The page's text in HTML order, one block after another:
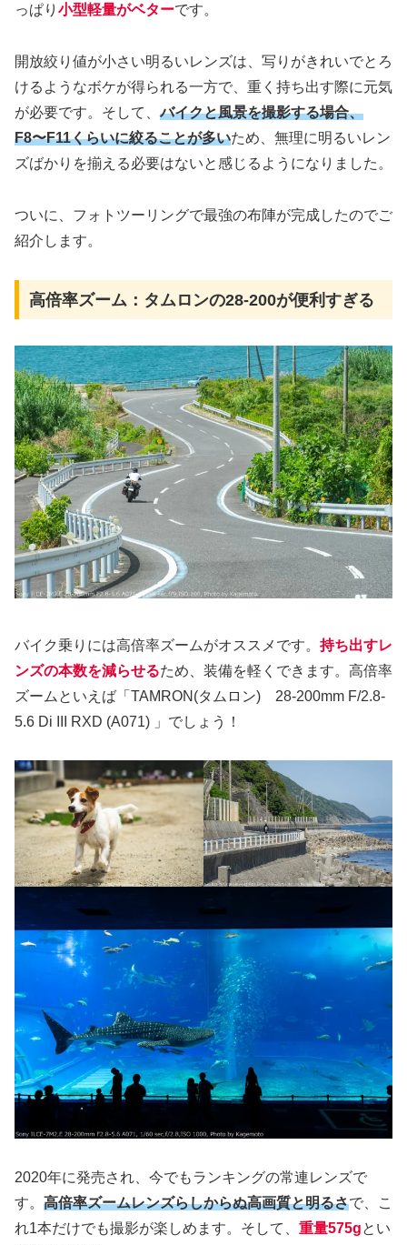
っぱり 小型軽量がベターです。
開放絞り値が小さい明るいレンズは、写りがきれいでとろ
けるようなボケが得られる一方で、重く持ち出す際に元気
が必要です。そして、バイクと風景を撮影する場合、
F8〜F11くらいに絞ることが多いため、無理に明るいレン
ズばかりを揃える必要はないと感じるようになりました。
ついに、フォトツーリングで最強の布陣が完成したのでご
紹介します。
高倍率ズーム：タムロンの28-200が便利すぎる
バイク乗りには高倍率ズームがオススメです。 持ち出すレ
ンズの本数を減らせるため、装備を軽くできます。高倍率
ズームといえば「TAMRON(タムロン) 28-200mm F/2.8-
5.6 Di III RXD (A071) 」でしょう！
2020年に発売され、今でもランキングの常連レンズで
す。 高倍率ズームレンズらしからぬ高画質と明るさで、こ
れ1本だけでも撮影が楽しめます。そして、 重量575gとい